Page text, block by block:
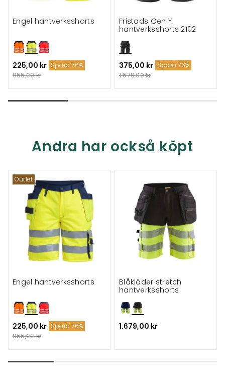
Engel hantverksshorts
225,00 kr Spara 76%
955,00 kr
Fristads Gen Y
hantverksshorts 2102
375,00 kr Spara 76%
1.579,00 kr
Andra har också köpt
Outlet
Engel hantverksshorts
225,00 kr Spara 76%
955,00 kr
Blåkläder stretch
hantverksshorts
1.679,00 kr